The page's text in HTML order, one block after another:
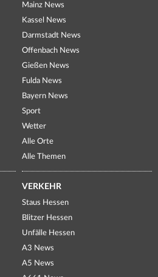
Mainz News
Kassel News
Darmstadt News
Offenbach News
Gießen News
Fulda News
Bayern News
Sport
Wetter
Alle Orte
Alle Themen
VERKEHR
Staus Hessen
Blitzer Hessen
Unfälle Hessen
A3 News
A5 News